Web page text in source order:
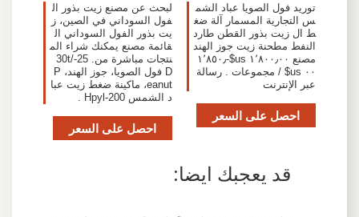
توريد فول الصويا عباد الشم
س التجارية المسمار آلة ضغ
ط ال زيت بذور القطن طارد
النفط مطحنة زيت جوز الهند
مصنع ١٬٨٠٠٫٠٠ us$-١٬٨٥٠٫
٠٠ us$ / مجموعات . رسالة
عبر الإنترنت
احصل على السعر
لبحث عن مصنع زيت بذور ال
فول السوداني في الصين، ز
يت بذور الفول السوداني ال
قائمة مصنع يمكنك شراء الم
نتجات مباشرة من. 25-30t/
D فول الصويا، جوز الهند، P
eanut، ماكينة ضغط زيت عبا
د الشمس Hpyl-200 .
احصل على السعر
قد يعجبك ايضا: